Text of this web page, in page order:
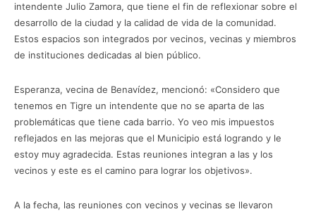
intendente Julio Zamora, que tiene el fin de reflexionar sobre el
desarrollo de la ciudad y la calidad de vida de la comunidad.
Estos espacios son integrados por vecinos, vecinas y miembros
de instituciones dedicadas al bien público.
Esperanza, vecina de Benavídez, mencionó: «Considero que
tenemos en Tigre un intendente que no se aparta de las
problemáticas que tiene cada barrio. Yo veo mis impuestos
reflejados en las mejoras que el Municipio está logrando y le
estoy muy agradecida. Estas reuniones integran a las y los
vecinos y este es el camino para lograr los objetivos».
A la fecha, las reuniones con vecinos y vecinas se llevaron